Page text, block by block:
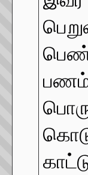
பணம்